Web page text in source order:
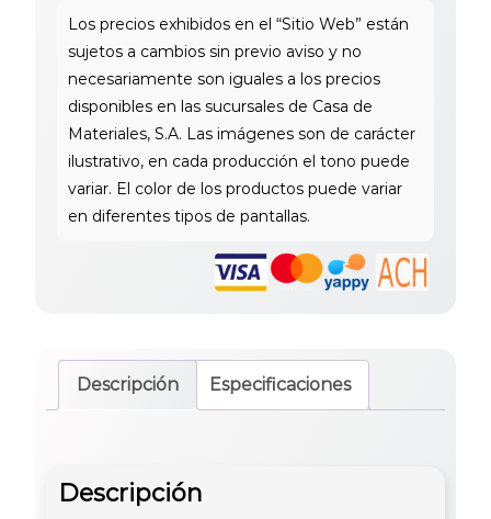
Beige
cantidad
Descripción Especificaciones
Descripción